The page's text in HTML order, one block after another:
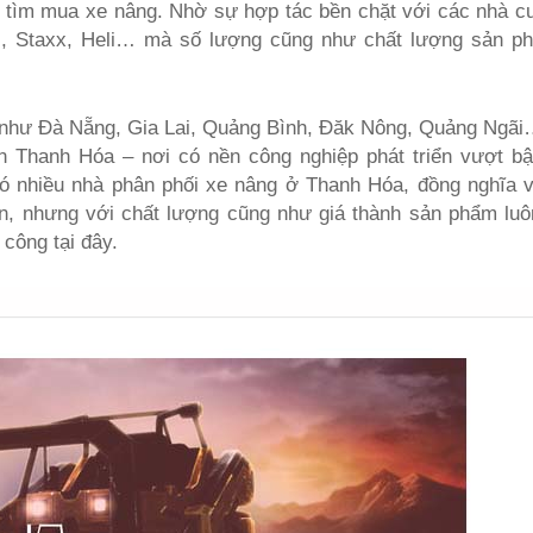
mua xe nâng. Nhờ sự hợp tác bền chặt với các nhà
Staxx, Heli… mà số lượng cũng như chất lượng sản
Đà Nẵng, Gia Lai, Quảng Bình, Đăk Nông, Quảng
Hóa – nơi có nền công nghiệp phát triển vượt
nhà phân phối xe nâng ở Thanh Hóa, đồng nghĩa
nhưng với chất lượng cũng như giá thành sản phẩm
tại đây.